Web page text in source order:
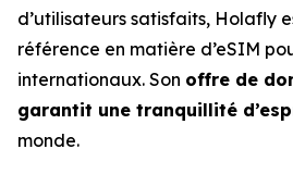
d’utilisateurs satisfaits, Holafly
référence en matière d’eSIM
internationaux. Son offre de
garantit une tranquillité
monde.